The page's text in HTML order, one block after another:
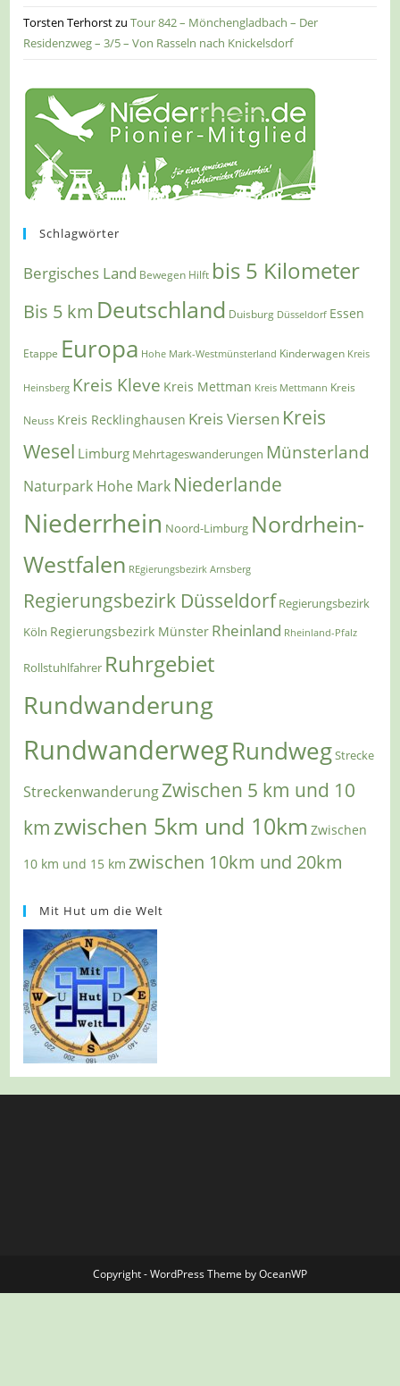
Torsten TerhorstzuTour 842 – Mönchengladbach – Der
Residenzweg – 3/5 – Von Rasseln nach Knickelsdorf
Schlagwörter
Bergisches Land Bewegen Hilft bis 5 Kilometer
Bis 5 km Deutschland Duisburg Düsseldorf Essen
Etappe Europa Hohe Mark-Westmünsterland Kinderwagen Kreis
Heinsberg Kreis Kleve Kreis Mettman Kreis Mettmann Kreis
Neuss Kreis Recklinghausen Kreis Viersen Kreis
Wesel Limburg Mehrtageswanderungen Münsterland
Naturpark Hohe Mark Niederlande
Niederrhein Noord-Limburg Nordrhein-
Westfalen REgierungsbezirk Arnsberg
Regierungsbezirk Düsseldorf Regierungsbezirk
Köln Regierungsbezirk Münster Rheinland Rheinland-Pfalz
Rollstuhlfahrer Ruhrgebiet
Rundwanderung
RundwanderwegRundwegStrecke
StreckenwanderungZwischen 5 km und 10
km zwischen 5km und 10km Zwischen
10 km und 15 km zwischen 10km und 20km
Mit Hut um die Welt
Copyright - WordPress Theme by OceanWP